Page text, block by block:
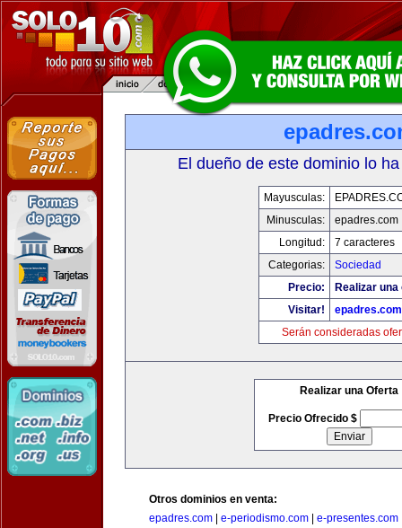
El dueño de este dominio lo
Mayusculas:
Minusculas:
epadres.com
Longitud:
7 caracteres
Categorias:
Sociedad
Precio:
Realizar
Visitar!
epadres.com
Serán consideradas
Realizar una Oferta
Precio Ofrecido $
Otros dominios en venta:
epadres.com
e-periodismo.com e-presentes.com